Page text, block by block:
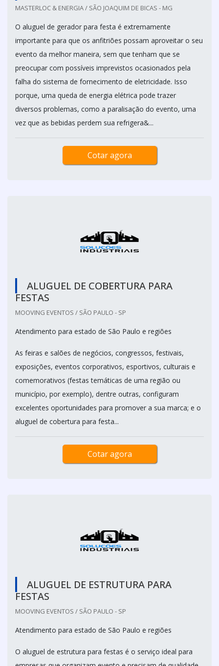
MASTERLOC & ENERGIA / SÃO JOAQUIM DE BICAS - MG
O aluguel de gerador para festa é extremamente
importante para que os anfitriões possam aproveitar o seu
evento da melhor maneira, sem que tenham que se
preocupar com possíveis imprevistos ocasionados pela
falha do sistema de fornecimento de eletricidade. Isso
porque, uma queda de energia elétrica pode trazer
diversos problemas, como a paralisação do evento, uma
vez que as bebidas perdem sua refrigera&...
Cotar agora
ALUGUEL DE COBERTURA PARA
FESTAS
MOOVING EVENTOS / SÃO PAULO - SP
Atendimento para estado de São Paulo e regiões
As feiras e salões de negócios, congressos, festivais,
exposições, eventos corporativos, esportivos, culturais e
comemorativos (festas temáticas de uma região ou
município, por exemplo), dentre outras, configuram
excelentes oportunidades para promover a sua marca; e o
aluguel de cobertura para festa...
Cotar agora
ALUGUEL DE ESTRUTURA PARA
FESTAS
MOOVING EVENTOS / SÃO PAULO - SP
Atendimento para estado de São Paulo e regiões
O aluguel de estrutura para festas é o serviço ideal para